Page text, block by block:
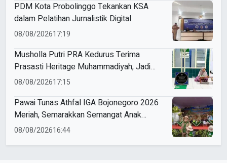
PDM Kota Probolinggo Tekankan KSA
dalam Pelatihan Jurnalistik Digital
08/08/202617:19
Musholla Putri PRA Kedurus Terima
Prasasti Heritage Muhammadiyah, Jadi
Pengingat Sejarah Dakwah dan Amal Saleh
08/08/202617:15
Pawai Tunas Athfal IGA Bojonegoro 2026
Meriah, Semarakkan Semangat Anak
Sholeh Berkemajuan
08/08/202616:44